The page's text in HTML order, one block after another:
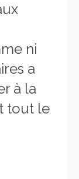
ni
a
à la
tout le